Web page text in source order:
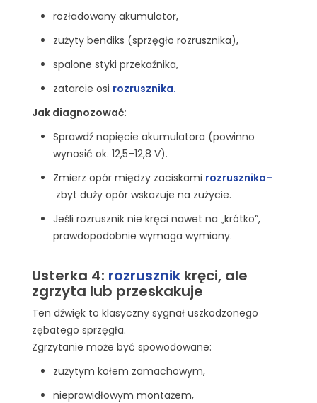
rozładowany akumulator,
zużyty bendiks (sprzęgło rozrusznika),
spalone styki przekaźnika,
zatarcie osi rozrusznika.
Jak diagnozować:
Sprawdź napięcie akumulatora (powinno
wynosić ok. 12,5–12,8 V).
Zmierz opór między zaciskami rozrusznika–
zbyt duży opór wskazuje na zużycie.
Jeśli rozrusznik nie kręci nawet na „krótko”,
prawdopodobnie wymaga wymiany.
Usterka 4: rozrusznik kręci, ale
zgrzyta lub przeskakuje
Ten dźwięk to klasyczny sygnał uszkodzonego
zębatego sprzęgła.
Zgrzytanie może być spowodowane:
zużytym kołem zamachowym,
nieprawidłowym montażem,